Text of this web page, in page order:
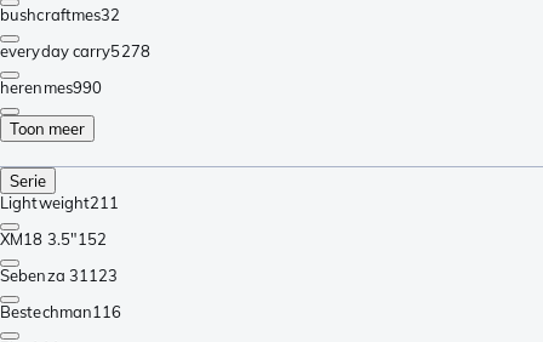
bushcraftmes32
everyday carry5278
herenmes990
Toon meer
Serie
Lightweight211
XM18 3.5"152
Sebenza 31123
Bestechman116